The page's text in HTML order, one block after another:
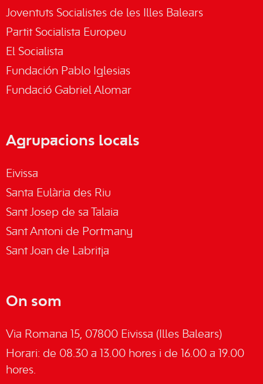
Joventuts Socialistes de les Illes Balears
Partit Socialista Europeu
El Socialista
Fundación Pablo Iglesias
Fundació Gabriel Alomar
Agrupacions locals
Eivissa
Santa Eulària des Riu
Sant Josep de sa Talaia
Sant Antoni de Portmany
Sant Joan de Labritja
On som
Via Romana 15, 07800 Eivissa (Illes Balears)
Horari: de 08.30 a 13.00 hores i de 16.00 a 19.00
hores.